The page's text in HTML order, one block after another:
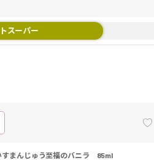
スーパー
すまんじゅう至福のバニラ 85ml